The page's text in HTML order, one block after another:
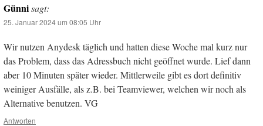
Günnisagt:
25. Januar 2024 um 08:05 Uhr
Wir nutzen Anydesk täglich und hatten diese Woche mal kurz nur
das Problem, dass das Adressbuch nicht geöffnet wurde. Lief dann
aber 10 Minuten später wieder. Mittlerweile gibt es dort definitiv
weiniger Ausfälle, als z.B. bei Teamviewer, welchen wir noch als
Alternative benutzen. VG
Antworten